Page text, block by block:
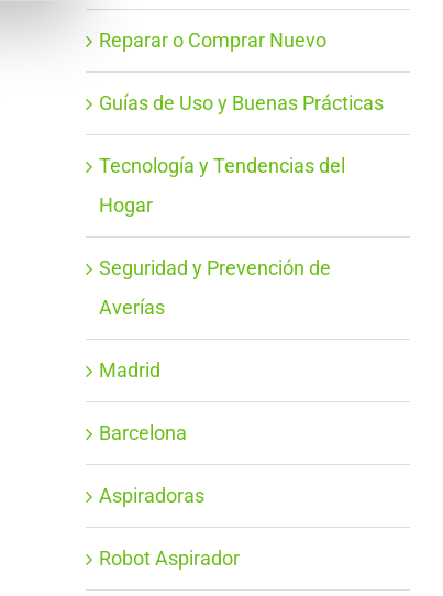
Reparar o Comprar Nuevo
Guías de Uso y Buenas Prácticas
Tecnología y Tendencias del
Hogar
Seguridad y Prevención de
Averías
Madrid
Barcelona
Aspiradoras
Robot Aspirador